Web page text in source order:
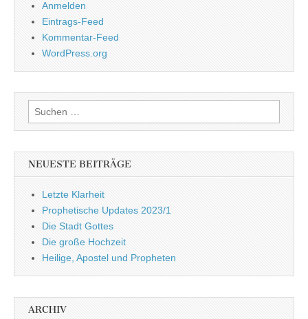
Anmelden
Eintrags-Feed
Kommentar-Feed
WordPress.org
Suchen
nach:
NEUESTE BEITRÄGE
Letzte Klarheit
Prophetische Updates 2023/1
Die Stadt Gottes
Die große Hochzeit
Heilige, Apostel und Propheten
ARCHIV